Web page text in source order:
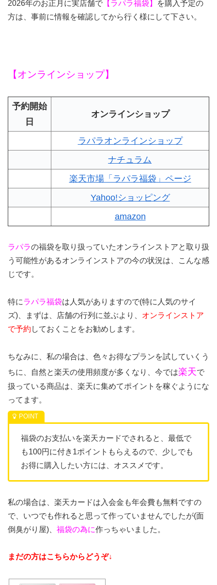
2026年のお正月に実店舗で 【ラパラ福袋】
を購入予定の
方は、事前に情報を確認してから行く様にして下さい。
【オンラインショップ】
予約開始
日
オンラインショップ
ラパラオンラインショップ
ナチュラム
楽天市場「ラパラ福袋」ページ
Yahoo!ショッピング
amazon
ラパラの福袋を取り扱っていたオンラインストアと取り扱
う可能性があるオンラインストアの今の状況は、こんな感
じです。
特にラパラ福袋は人気がありますので(特に人気のサイ
ズ)、まずは、店舗の行列に並ぶより、 オンラインストア
で予約 しておくことをお勧めします。
ちなみに、私の場合は、色々お得なプランを試していくう
ちに、自然と楽天の使用頻度が多くなり、今では楽天で
扱っている商品は、楽天に集めてポイントを稼ぐようにな
ってます。
福袋のお支払いを楽天カードでされると、最低で
も100円に付き1ポイントもらえるので、少しでも
お得に購入したい方には、オススメです。
私の場合は、楽天カードは入会金も年会費も無料ですの
で、いつでも作れると思って作っていませんでしたが(面
倒臭がり屋)、 福袋の為に作っちゃいました。
まだの方はこちらからどうぞ↓